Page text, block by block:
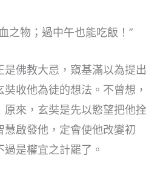
之物；過中午也能吃飯！”
佛教大忌，窺基滿以為提出
收他為徒的想法。不曾想，
原來，玄奘是先以慾望把他拴
慧啟發他，定會使他改變初
是權宜之計罷了。